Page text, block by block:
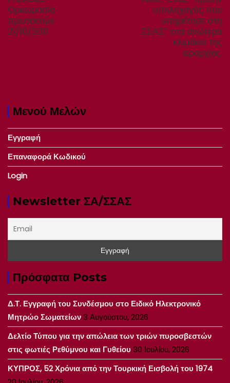
post:
Ορκωμοσία
πρωτοετών
21/10/2011
post:
υπολοχαγός που
υπηρέτησε στη
ΣΣΑΣ” στα ανώτερα
κλιμάκια της
ιεραρχίας.
Μενού Μελών
Εγγραφή
Επαναφορά Κωδικού
Login
Newsletter ΣΑ/ΣΣΑΣ
Πρόσφατα Posts
Δ.Τ. Εγγραφή του Συνδέσμου στο Ειδικό Ηλεκτρονικό
Μητρώο Σωματείων3 Αυγούστου, 2026
Δελτίο Τύπου για την απώλεια των τριών πυροσβεστών
στις φωτιές Ρεθύμνου και Γυθείου 30 Ιουλίου, 2026
ΚΥΠΡΟΣ, 52 Χρόνια από την Τουρκική Εισβολή του 1974